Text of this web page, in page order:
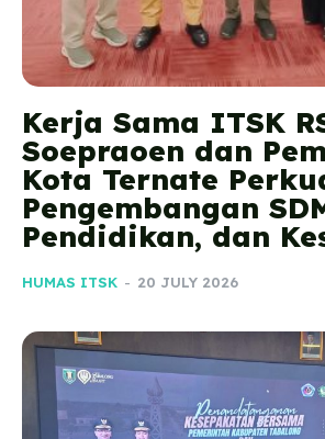
Kerja Sama ITSK
Soepraoen dan
Kota Ternate
Pengembangan
Pendidikan, dan
HUMAS ITSK - 20 JULY 2026